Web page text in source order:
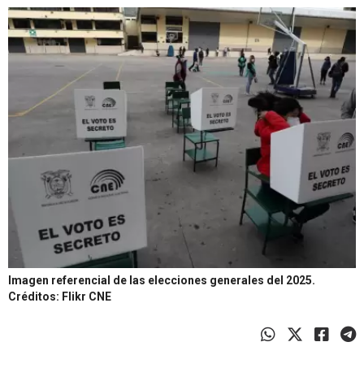
Imagen referencial de las elecciones generales del 2025.
Créditos: Flikr CNE